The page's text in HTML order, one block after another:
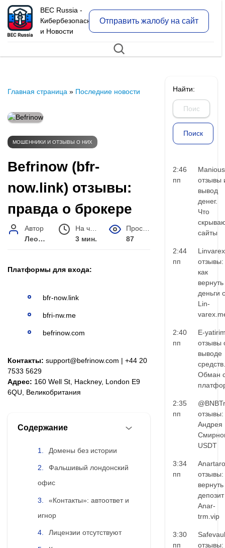
BEC Russia -
Кибербезопасность
и Новости
Отправить жалобу на сайт
Главная страница » Последние новости
МОШЕННИКИ И ОТЗЫВЫ О НИХ
Befrinow (bfr-
now.link) отзывы:
правда о брокере
Автор
Леонид Малышев
3 мин.
87
Платформы для входа:
bfr-now.link
bfri-nw.me
befrinow.com
Контакты: support@befrinow.com | +44 20
7533 5629
Адрес: 160 Well St, Hackney, London E9
6QU, Великобритания
Содержание
Домены без истории
Фальшивый лондонский
офис
«Контакты»: автоответ и
игнор
Лицензии отсутствуют
Найти:
2:46
пп
Manious
отзывы
вывод
денег.
Что
сайты
2:44
пп
Linvarex
отзывы:
как
вернуть
деньги с
Lin-
2:40
пп
E-
отзывы
выводе
средств.
Обман
2:35
пп
Андрея
USDT
3:34
пп
отзывы:
вернуть
Anar-
trm.vip
3:30
пп
отзывы: